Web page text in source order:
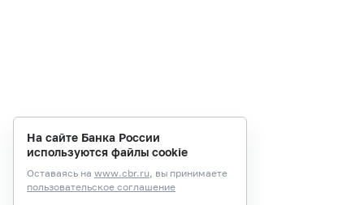
На сайте Банка России
используются файлы cookie
Оставаясь на www.cbr.ru, вы принимаете
пользовательское соглашение